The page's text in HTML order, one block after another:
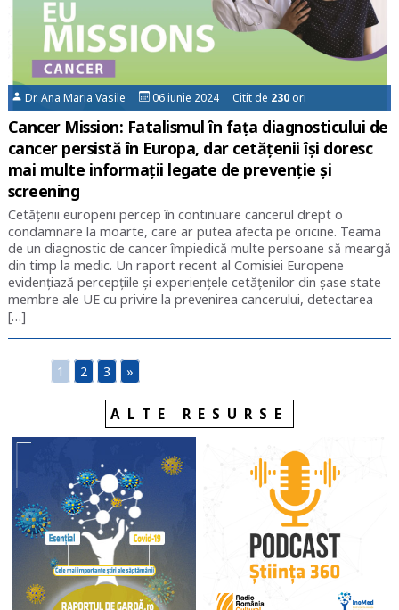
Dr. Ana Maria Vasile 06 iunie 2024 Citit de 230 ori
Cancer Mission: Fatalismul în fața diagnosticului de
cancer persistă în Europa, dar cetățenii își doresc
mai multe informații legate de prevenție și
screening
Cetățenii europeni percep în continuare cancerul drept o
condamnare la moarte, care ar putea afecta pe oricine. Teama
de un diagnostic de cancer împiedică multe persoane să meargă
din timp la medic. Un raport recent al Comisiei Europene
evidențiază percepțiile și experiențele cetățenilor din șase state
membre ale UE cu privire la prevenirea cancerului, detectarea
[…]
1 2 3 »
ALTE RESURSE